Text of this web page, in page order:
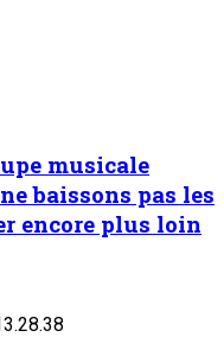
musicale
baissons pas les
encore plus loin